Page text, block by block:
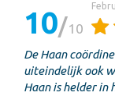
10 10
De Haan
uiteindelijk ook
Haan is helder in